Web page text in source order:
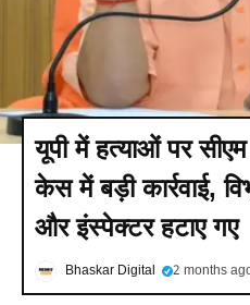
यूपी में हत्याओं पर
केस में बड़ी कार्रवाई,
और इंस्पेक्टर हटाए गए
Bhaskar Digital 2 months